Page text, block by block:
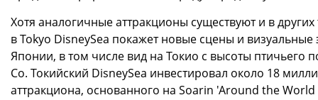
Хотя аналогичные аттракционы существуют и в
в Tokyo DisneySea покажет новые сцены и
Японии, в том числе вид на Токио с высоты птичьего
Co. Токийский DisneySea инвестировал около 18
аттракциона, основанного на Soarin 'Around the